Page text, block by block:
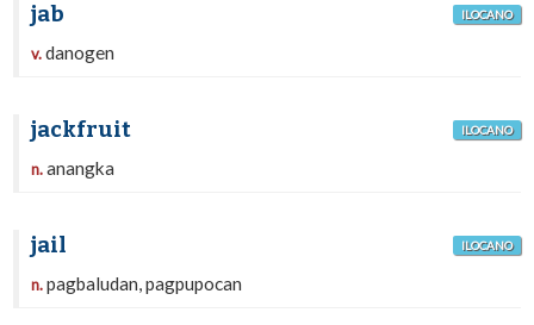
jab ILOCANO
v.danogen
jackfruit ILOCANO
n.anangka
jail ILOCANO
n.pagbaludan, pagpupocan